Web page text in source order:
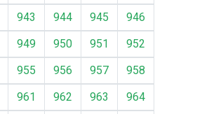
943 944 945
946
949 950 951
952
955 956 957
958
961 962 963
964